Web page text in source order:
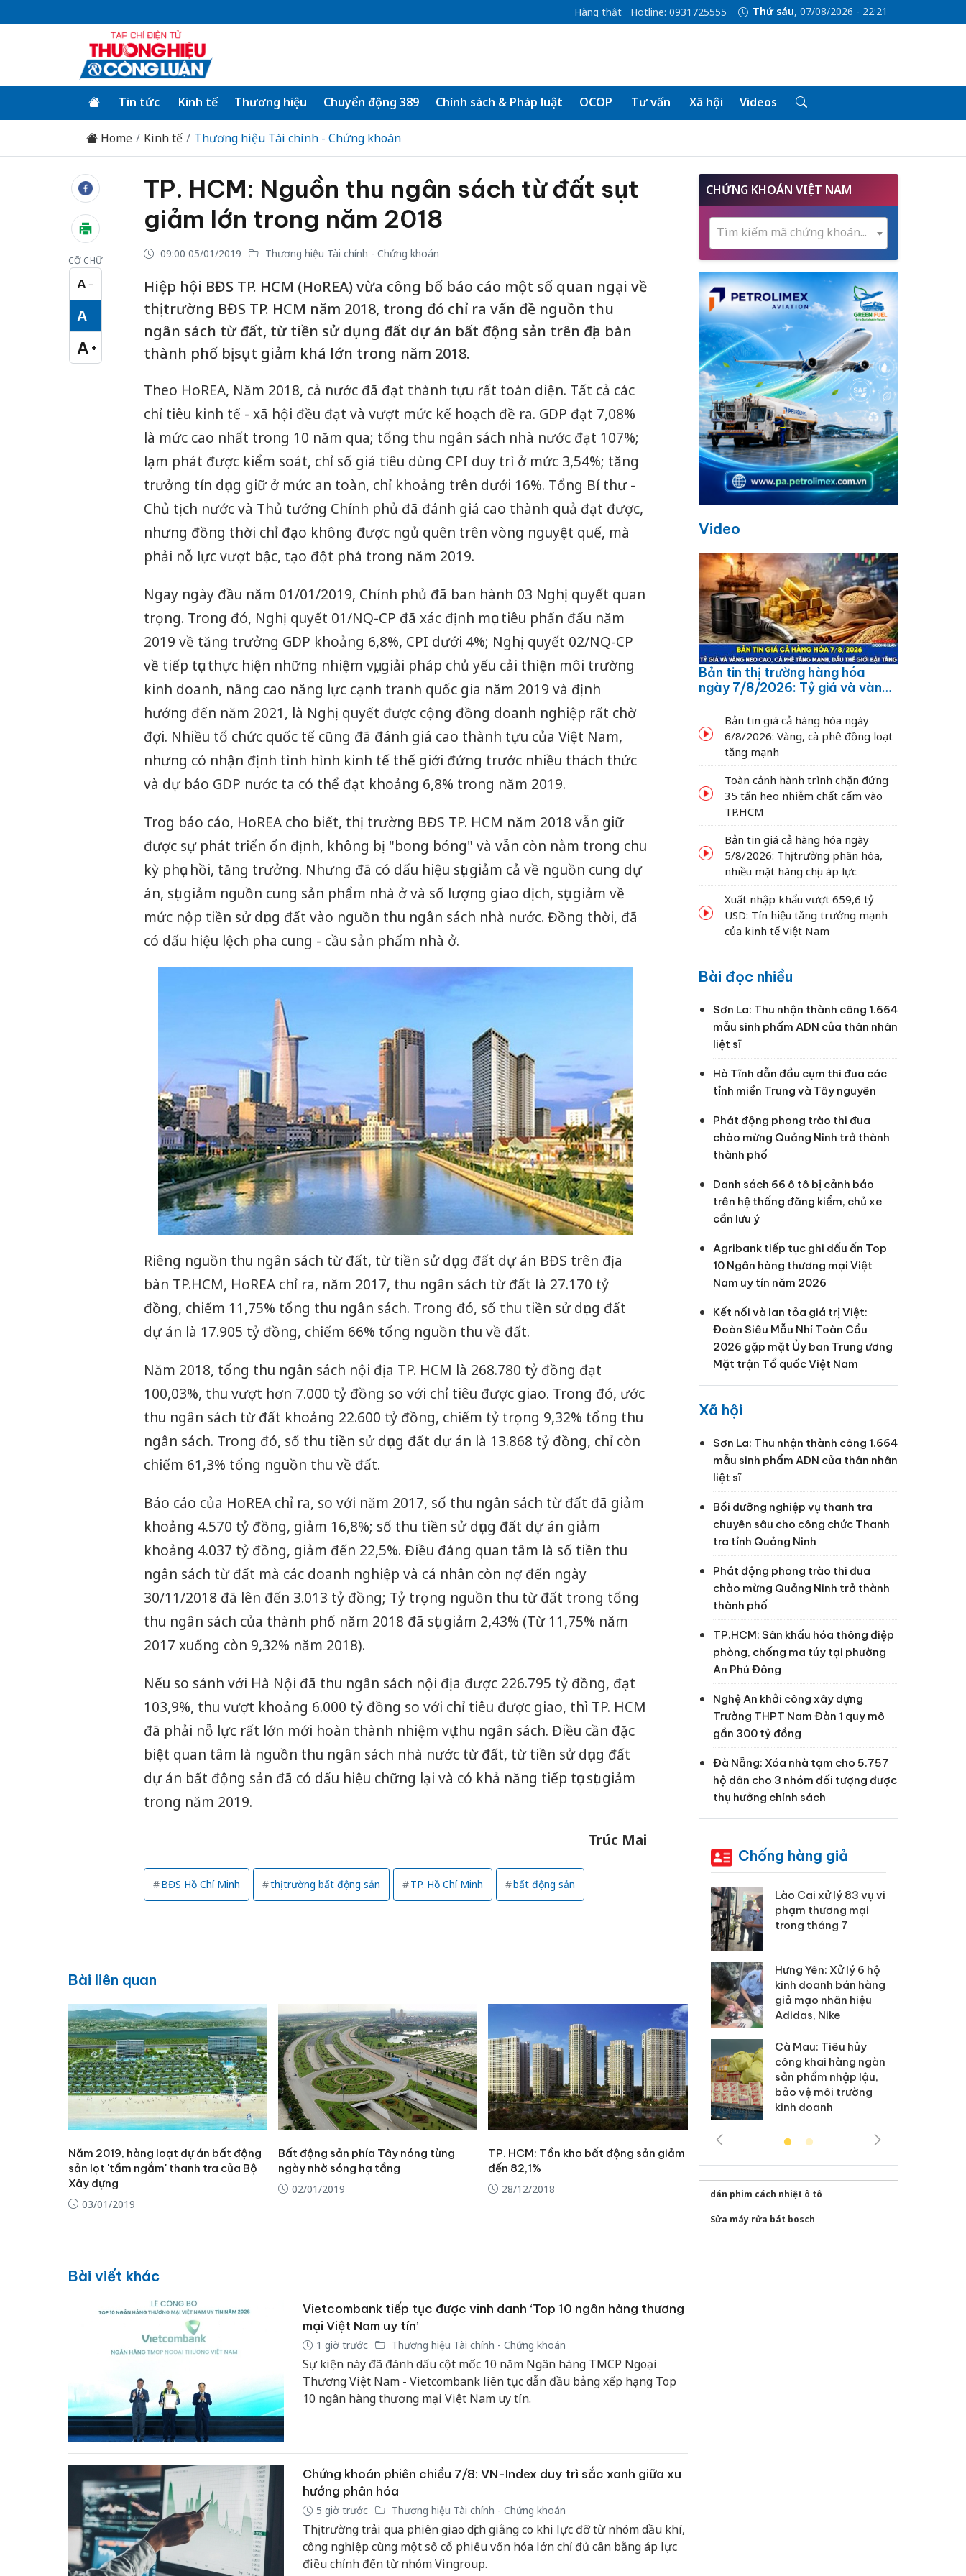
Hàng thật Hotline: 0931725555 Thứ sáu, 07/08/2026 - 22:21
Tin tức Kinh tế Thương hiệu Chuyển động 389 Chính sách & Pháp luật OCOP Tư vấn Xã hội Videos
Home Kinh tế Thương hiệu Tài chính - Chứng khoán
CỠ CHỮ
A −
Cỡ chữ nhỏ
A
Cỡ chữ vừa
A +
Cỡ chữ lớn
TP. HCM: Nguồn thu ngân sách từ đất sụt
giảm lớn trong năm 2018
09:00 05/01/2019 Thương hiệu Tài chính - Chứng khoán
Hiệp hội BĐS TP. HCM (HoREA) vừa công bố báo cáo một số quan ngại về
thị trường BĐS TP. HCM năm 2018, trong đó chỉ ra vấn đề nguồn thu
ngân sách từ đất, từ tiền sử dụng đất dự án bất động sản trên địa bàn
thành phố bị sụt giảm khá lớn trong năm 2018.
Theo HoREA, Năm 2018, cả nước đã đạt thành tựu rất toàn diện. Tất cả các
chỉ tiêu kinh tế - xã hội đều đạt và vượt mức kế hoạch đề ra. GDP đạt 7,08%
là mức cao nhất trong 10 năm qua; tổng thu ngân sách nhà nước đạt 107%;
lạm phát được kiểm soát, chỉ số giá tiêu dùng CPI duy trì ở mức 3,54%; tăng
trưởng tín dụng giữ ở mức an toàn, chỉ khoảng trên dưới 16%. Tổng Bí thư -
Chủ tịch nước và Thủ tướng Chính phủ đã đánh giá cao thành quả đạt được,
nhưng đồng thời chỉ đạo không được ngủ quên trên vòng nguyệt quế, mà
phải nỗ lực vượt bậc, tạo đột phá trong năm 2019.
Ngay ngày đầu năm 01/01/2019, Chính phủ đã ban hành 03 Nghị quyết quan
trọng. Trong đó, Nghị quyết 01/NQ-CP đã xác định mục tiêu phấn đấu năm
2019 về tăng trưởng GDP khoảng 6,8%, CPI dưới 4%; Nghị quyết 02/NQ-CP
về tiếp tục thực hiện những nhiệm vụ, giải pháp chủ yếu cải thiện môi trường
kinh doanh, nâng cao năng lực cạnh tranh quốc gia năm 2019 và định
hướng đến năm 2021, là Nghị quyết được cộng đồng doanh nghiệp rất chờ
đợi. Nhiều tổ chức quốc tế cũng đã đánh giá cao thành tựu của Việt Nam,
nhưng có nhận định tình hình kinh tế thế giới đứng trước nhiều thách thức
và dự báo GDP nước ta có thể đạt khoảng 6,8% trong năm 2019.
Trog báo cáo, HoREA cho biết, thị trường BĐS TP. HCM năm 2018 vẫn giữ
được sự phát triển ổn định, không bị "bong bóng" và vẫn còn nằm trong chu
kỳ phục hồi, tăng trưởng. Nhưng đã có dấu hiệu sụt giảm cả về nguồn cung dự
án, sụt giảm nguồn cung sản phẩm nhà ở và số lượng giao dịch, sụt giảm về
mức nộp tiền sử dụng đất vào nguồn thu ngân sách nhà nước. Đồng thời, đã
có dấu hiệu lệch pha cung - cầu sản phẩm nhà ở.
Riêng nguồn thu ngân sách từ đất, từ tiền sử dụng đất dự án BĐS trên địa
bàn TP.HCM, HoREA chỉ ra, năm 2017, thu ngân sách từ đất là 27.170 tỷ
đồng, chiếm 11,75% tổng thu ngân sách. Trong đó, số thu tiền sử dụng đất
dự án là 17.905 tỷ đồng, chiếm 66% tổng nguồn thu về đất.
Năm 2018, tổng thu ngân sách nội địa TP. HCM là 268.780 tỷ đồng đạt
100,03%, thu vượt hơn 7.000 tỷ đồng so với chỉ tiêu được giao. Trong đó, ước
thu ngân sách từ đất khoảng 22.600 tỷ đồng, chiếm tỷ trọng 9,32% tổng thu
ngân sách. Trong đó, số thu tiền sử dụng đất dự án là 13.868 tỷ đồng, chỉ còn
chiếm 61,3% tổng nguồn thu về đất.
Báo cáo của HoREA chỉ ra, so với năm 2017, số thu ngân sách từ đất đã giảm
khoảng 4.570 tỷ đồng, giảm 16,8%; số thu tiền sử dụng đất dự án giảm
khoảng 4.037 tỷ đồng, giảm đến 22,5%. Điều đáng quan tâm là số tiền thu
ngân sách từ đất mà các doanh nghiệp và cá nhân còn nợ đến ngày
30/11/2018 đã lên đến 3.013 tỷ đồng; Tỷ trọng nguồn thu từ đất trong tổng
thu ngân sách của thành phố năm 2018 đã sụt giảm 2,43% (Từ 11,75% năm
2017 xuống còn 9,32% năm 2018).
Nếu so sánh với Hà Nội đã thu ngân sách nội địa được 226.795 tỷ đồng, đạt
103,9%, thu vượt khoảng 6.000 tỷ đồng so với chỉ tiêu được giao, thì TP. HCM
đã phải nỗ lực rất lớn mới hoàn thành nhiệm vụ thu ngân sách. Điều cần đặc
biệt quan tâm là nguồn thu ngân sách nhà nước từ đất, từ tiền sử dụng đất
dự án bất động sản đã có dấu hiệu chững lại và có khả năng tiếp tục sụt giảm
trong năm 2019.
Trúc Mai
BĐS Hồ Chí Minh thị trường bất động sản TP. Hồ Chí Minh bất động sản
Bài liên quan
Năm 2019, hàng loạt dự án bất động
sản lọt 'tầm ngắm' thanh tra của Bộ
Xây dựng
03/01/2019
Bất động sản phía Tây nóng từng
ngày nhờ sóng hạ tầng
02/01/2019
TP. HCM: Tồn kho bất động sản giảm
đến 82,1%
28/12/2018
Bài viết khác
Vietcombank tiếp tục được vinh danh ‘Top 10 ngân hàng thương
mại Việt Nam uy tín’
1 giờ trước Thương hiệu Tài chính - Chứng khoán
Sự kiện này đã đánh dấu cột mốc 10 năm Ngân hàng TMCP Ngoại
Thương Việt Nam - Vietcombank liên tục dẫn đầu bảng xếp hạng Top
10 ngân hàng thương mại Việt Nam uy tín.
Chứng khoán phiên chiều 7/8: VN-Index duy trì sắc xanh giữa xu
hướng phân hóa
5 giờ trước Thương hiệu Tài chính - Chứng khoán
Thị trường trải qua phiên giao dịch giằng co khi lực đỡ từ nhóm dầu khí,
công nghiệp cùng một số cổ phiếu vốn hóa lớn chỉ đủ cân bằng áp lực
điều chỉnh đến từ nhóm Vingroup.
CHỨNG KHOÁN VIỆT NAM
Tìm kiếm mã chứng khoán...
Video
Bản tin thị trường hàng hóa
ngày 7/8/2026: Tỷ giá và vàng
dầu thế giới bật tăng
Bản tin giá cả hàng hóa ngày
6/8/2026: Vàng, cà phê đồng loạt
tăng mạnh
Toàn cảnh hành trình chặn đứng
35 tấn heo nhiễm chất cấm vào
TP.HCM
Bản tin giá cả hàng hóa ngày
5/8/2026: Thị trường phân hóa,
nhiều mặt hàng chịu áp lực
Xuất nhập khẩu vượt 659,6 tỷ
USD: Tín hiệu tăng trưởng mạnh
của kinh tế Việt Nam
Bài đọc nhiều
Sơn La: Thu nhận thành công 1.664
mẫu sinh phẩm ADN của thân nhân
liệt sĩ
Hà Tĩnh dẫn đầu cụm thi đua các
tỉnh miền Trung và Tây nguyên
Phát động phong trào thi đua
chào mừng Quảng Ninh trở thành
thành phố
Danh sách 66 ô tô bị cảnh báo
trên hệ thống đăng kiểm, chủ xe
cần lưu ý
Agribank tiếp tục ghi dấu ấn Top
10 Ngân hàng thương mại Việt
Nam uy tín năm 2026
Kết nối và lan tỏa giá trị Việt:
Đoàn Siêu Mẫu Nhí Toàn Cầu
2026 gặp mặt Ủy ban Trung ương
Mặt trận Tổ quốc Việt Nam
Xã hội
Sơn La: Thu nhận thành công 1.664
mẫu sinh phẩm ADN của thân nhân
liệt sĩ
Bồi dưỡng nghiệp vụ thanh tra
chuyên sâu cho công chức Thanh
tra tỉnh Quảng Ninh
Phát động phong trào thi đua
chào mừng Quảng Ninh trở thành
thành phố
TP.HCM: Sân khấu hóa thông điệp
phòng, chống ma túy tại phường
An Phú Đông
Nghệ An khởi công xây dựng
Trường THPT Nam Đàn 1 quy mô
gần 300 tỷ đồng
Đà Nẵng: Xóa nhà tạm cho 5.757
hộ dân cho 3 nhóm đối tượng được
thụ hưởng chính sách
Chống hàng giả
bán bình sữa
An Giang: Đối tượng
chủ mưu đường dây
bán hàng giả tại Phú
Quốc ra đầu thú
Lào Cai xử lý 83 vụ vi
phạm thương mại
trong tháng 7
Hưng Yên: Xử lý 6 hộ
kinh doanh bán hàng
giả mạo nhãn hiệu
Adidas, Nike
Cà Mau: Tiêu hủy
công khai hàng ngàn
sản phẩm nhập lậu,
bảo vệ môi trường
kinh doanh
dán phim cách nhiệt ô tô
Sửa máy rửa bát bosch